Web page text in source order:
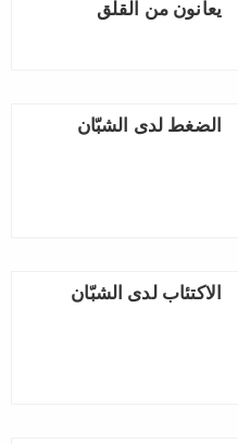
يعانون من القلق
الضغط لدى الشبّان
الاكتئاب لدى الشبّان